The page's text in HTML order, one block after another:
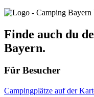
Finde auch du
Bayern.
Für Besucher
Campingplätze auf der